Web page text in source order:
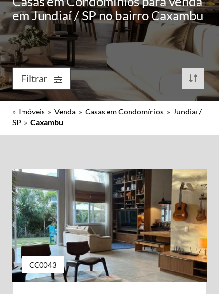
em Jundiaí / SP no bairro Caxambu
Filtrar
» Imóveis » Venda » Casas em Condomínios » Jundiaí /
SP » Caxambu
CC0043